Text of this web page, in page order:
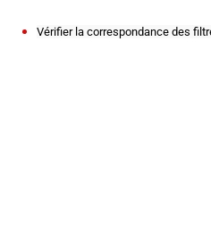
Vérifier la correspondance des